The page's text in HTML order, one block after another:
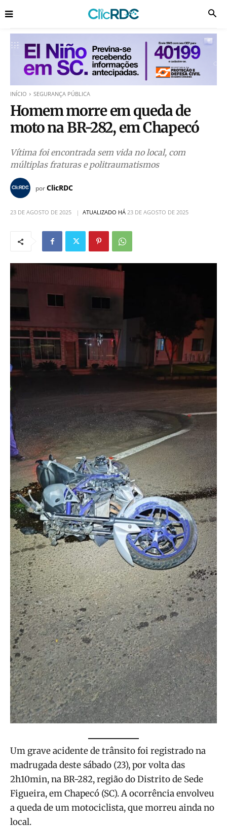
INÍCIO SEGURANÇA PÚBLICA
Homem morre em queda de
moto na BR-282, em Chapecó
Vítima foi encontrada sem vida no local, com
múltiplas fraturas e politraumatismos
porClicRDC
23 DE AGOSTO DE 2025 ATUALIZADO HÁ 23 DE AGOSTO DE 2025
Um grave acidente de trânsito foi registrado na
madrugada deste sábado (23), por volta das
2h10min, na BR-282, região do Distrito de Sede
Figueira, em Chapecó (SC). A ocorrência envolveu
a queda de um motociclista, que morreu ainda no
local.